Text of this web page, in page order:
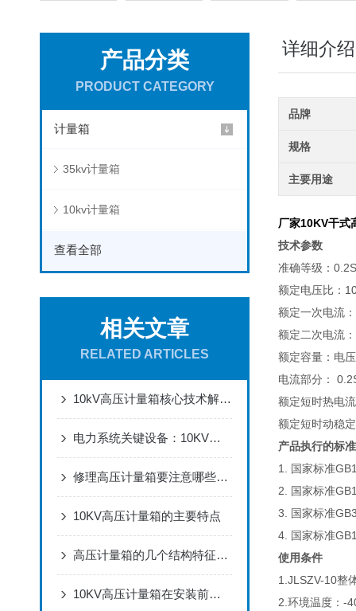
产品分类
PRODUCT CATEGORY
计量箱
35kv计量箱
10kv计量箱
查看全部
相关文章
RELATED ARTICLES
10kV高压计量箱核心技术解析：电压互感器与电流互感器如何实现高精度电能计量？
电力系统关键设备：10KV高压计量箱在配电网中的核心作用与安装规范详解
修理高压计量箱要注意哪些事项呢？
10KV高压计量箱的主要特点
高压计量箱的几个结构特征来了解下呢
10KV高压计量箱在安装前必须做检查
详细介绍
品牌
规格
主要用途
厂家10KV干式
技术参数
准确等级：
额定电压比：
额定一次电流
额定二次电流
额定容量：电
电流部分：
额定短时热电
额定短时动稳
产品执行的标准
1. 国家标准
2. 国家标准
3. 国家标准
4. 国家标准
使用条件
1.JLSZV-10整
2.环境温度：-